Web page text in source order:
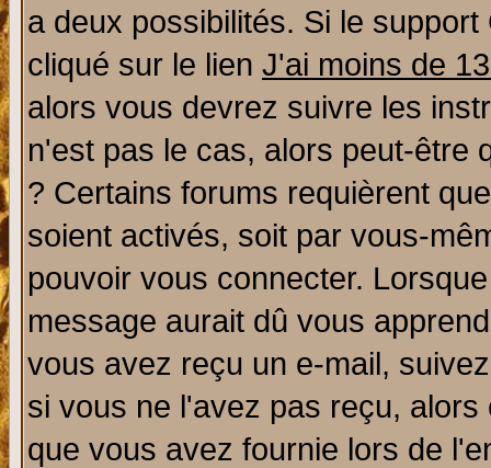
a deux possibilités. Si le
cliqué sur le lien J'ai moins de
alors vous devrez suivre les
n'est pas le cas, alors peut-être
? Certains forums requièrent
soient activés, soit par vous-
pouvoir vous connecter.
message aurait dû vous
vous avez reçu un e-mail,
si vous ne l'avez pas reçu,
que vous avez fournie lors de